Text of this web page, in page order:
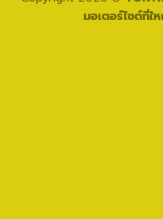
มอเตอร์ไซต์ที่ใ